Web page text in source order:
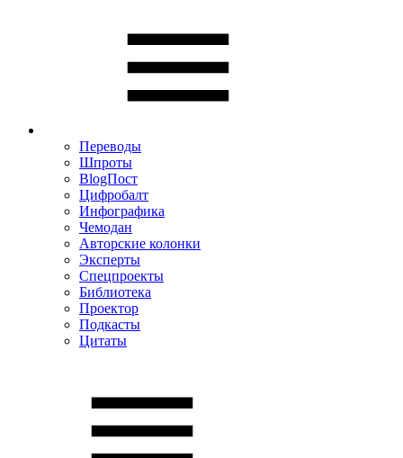
Переводы
Шпроты
BlogПост
Цифробалт
Инфографика
Чемодан
Авторские колонки
Эксперты
Спецпроекты
Библиотека
Проектор
Подкасты
Цитаты